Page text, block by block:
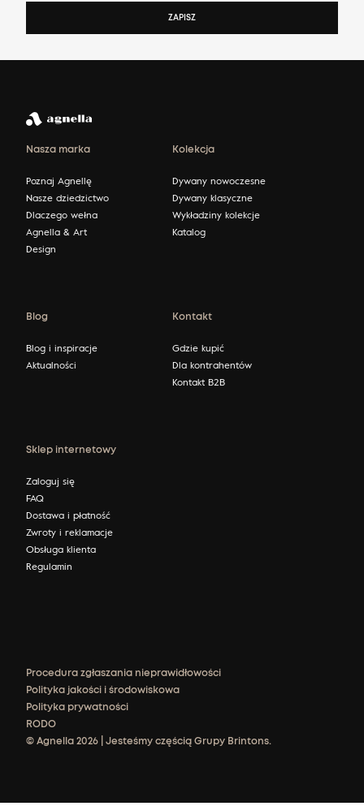
ZAPISZ
Nasza marka
Poznaj Agnellę
Nasze dziedzictwo
Dlaczego wełna
Agnella & Art
Design
Kolekcja
Dywany nowoczesne
Dywany klasyczne
Wykładziny kolekcje
Katalog
Blog
Blog i inspiracje
Aktualności
Kontakt
Gdzie kupić
Dla kontrahentów
Kontakt B2B
Sklep internetowy
Zaloguj się
FAQ
Dostawa i płatność
Zwroty i reklamacje
Obsługa klienta
Regulamin
Procedura zgłaszania nieprawidłowości
Polityka jakości i środowiskowa
Polityka prywatności
RODO
© Agnella 2026 | Jesteśmy częścią Grupy Brintons.